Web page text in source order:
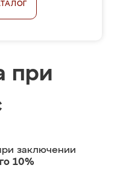
при
заключении
10%